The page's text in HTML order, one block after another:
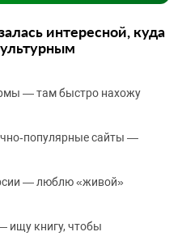
интересной, куда
— там быстро нахожу
сайты —
— люблю «живой»
ищу книгу, чтобы